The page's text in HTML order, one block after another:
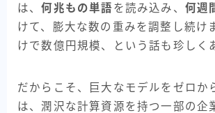
は、何兆もの単語 を読み込み、 何週
けて、膨大な数の重みを調整し続け
けで数億円規模、という話も珍しく
だからこそ、巨大なモデルをゼロか
は、潤沢な計算資源を持つ一部の企